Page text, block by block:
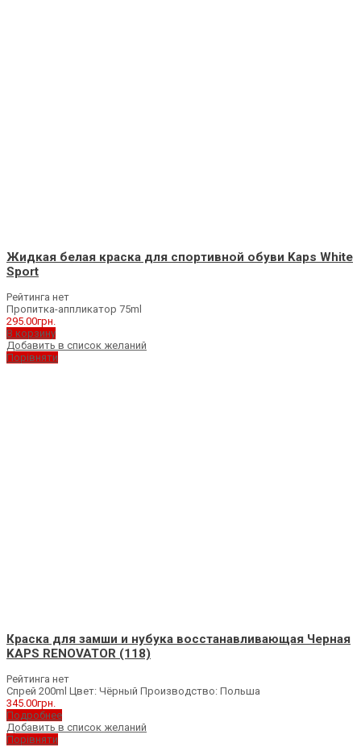
Жидкая белая краска для спортивной обуви Kaps White
Sport
Рейтинга нет
Пропитка-аппликатор 75ml
295.00грн.
В корзину
Добавить в список желаний
Порівняти
Краска для замши и нубука восстанавливающая Черная
KAPS RENOVATOR (118)
Рейтинга нет
Спрей 200ml Цвет: Чёрный Производство: Польша
345.00грн.
Подробнее
Добавить в список желаний
Порівняти